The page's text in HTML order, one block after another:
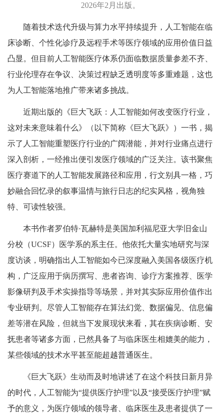
2026年2月出版。
随着技术迭代升级与算力水平持续提升，人工智能在临
床诊断、个性化诊疗及远程手术等医疗领域的应用价值日益
凸显。但目前人工智能医疗体系仍面临数据质量参差不齐、
行业伦理存在争议、决策过程缺乏透明度等多重难题，这也
为人工智能落地推广带来诸多挑战。
近期出版的《巨大飞跃：人工智能如何改变医疗行业，
这对未来意味着什么》（以下简称《巨大飞跃》）一书，揭
示了人工智能重塑医疗行业的广阔潜能，并对行业痛点进行
深入剖析，一经推出便引发医疗领域的广泛关注。该书聚焦
医疗赛道下的人工智能发展路径和应用，行文别具一格，巧
妙融合回忆录的叙事温情与旅行日志的纪实风格，视角独
特、可读性较强。
本书作者罗伯特·瓦赫特是美国加利福尼亚大学旧金山
分校（UCSF）医学系的系主任。他依托大量实地研究与深
度访谈，明确指出人工智能如今已深度融入美国各级医疗机
构，广泛应用于病历撰写、患者咨询、诊疗方案推荐、医学
影像研判及手术实操指导等场景，并对其实际应用价值作出
专业研判。尽管人工智能存在算法幻觉、数据偏见、信息偏
差等潜在风险，但就当下发展现状来看，其在疾病诊断、安
抚患者等诸多方面，已然具备了与临床医生相媲美的能力，
某些领域的技术水平甚至能超越普通医生。
《巨大飞跃》生动而及时地讲述了在这个科技日新月异
的时代，人工智能为“提供医疗护理”以及“接受医疗护理”赋
予的意义，为医疗领域的领导者、临床医生及患者提供了一